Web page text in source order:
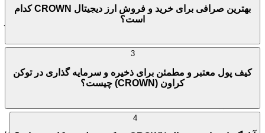
زمینه حاکمیت داده های شخصی است و رمزگذاری با امنیت کوانتومی
می دهد.
شناخت ارز دیجیتال CROWN
بهترین صرافی برای خرید و فروش ارز دیجیتال CROWN کدام
است؟
کیف پول معتبر و مطمئن برای ذخیره و سرمایه گذاری در توکن
کراون (CROWN) چیست؟